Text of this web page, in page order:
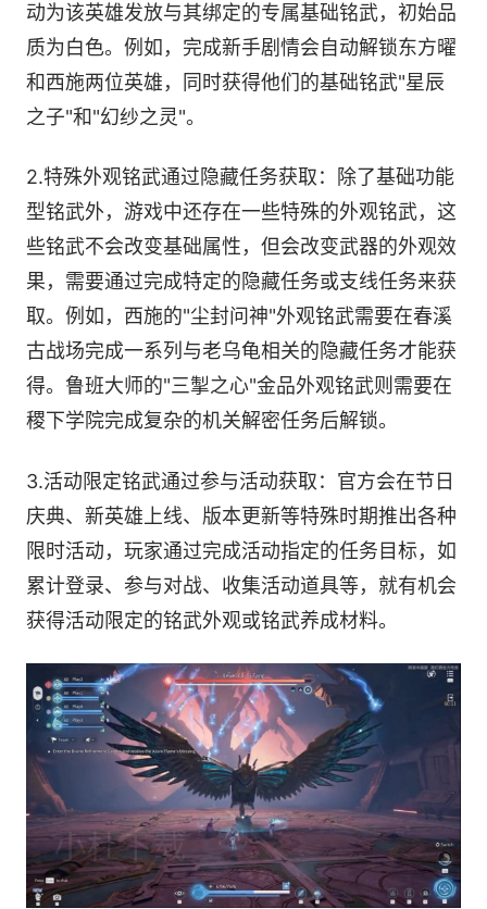
动为该英雄发放与其绑定的专属基础铭武，初始品
质为白色。例如，完成新手剧情会自动解锁东方曜
和西施两位英雄，同时获得他们的基础铭武"星辰
之子"和"幻纱之灵"。
2.特殊外观铭武通过隐藏任务获取：除了基础功能
型铭武外，游戏中还存在一些特殊的外观铭武，这
些铭武不会改变基础属性，但会改变武器的外观效
果，需要通过完成特定的隐藏任务或支线任务来获
取。例如，西施的"尘封问神"外观铭武需要在春溪
古战场完成一系列与老乌龟相关的隐藏任务才能获
得。鲁班大师的"三掣之心"金品外观铭武则需要在
稷下学院完成复杂的机关解密任务后解锁。
3.活动限定铭武通过参与活动获取：官方会在节日
庆典、新英雄上线、版本更新等特殊时期推出各种
限时活动，玩家通过完成活动指定的任务目标，如
累计登录、参与对战、收集活动道具等，就有机会
获得活动限定的铭武外观或铭武养成材料。